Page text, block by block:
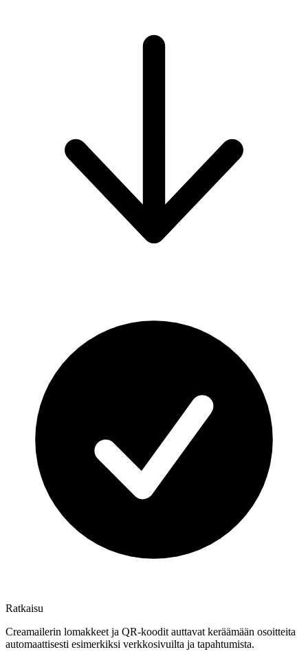
Ratkaisu
Creamailerin lomakkeet ja QR-koodit auttavat keräämään osoitteita
automaattisesti esimerkiksi verkkosivuilta ja tapahtumista.